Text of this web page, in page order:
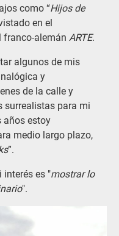
como “Hijos de
en el
franco-alemán ARTE.
algunos de mis
y
de la calle y
surrealistas para mi
años estoy
medio largo plazo,
”.
interés es "mostrar lo
".